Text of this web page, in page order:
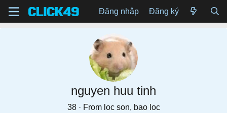
Đăng nhập Đăng ký
nguyen huu tinh
38 · From loc son, bao loc